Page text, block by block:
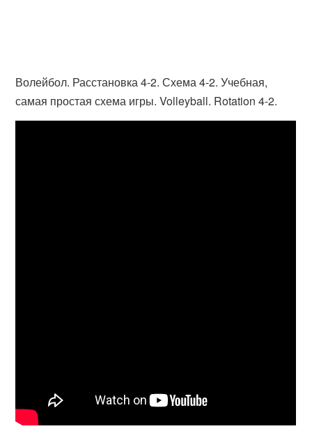
Волейбол. Расстановка 4-2. Схема 4-2. Учебная,
самая простая схема игры. Volleyball. Rotation 4-2.